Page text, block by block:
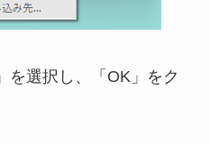
を選択し、「OK」をク